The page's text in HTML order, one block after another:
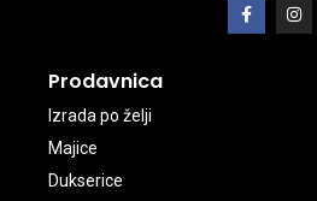
Prodavnica
Izrada po želji
Majice
Dukserice